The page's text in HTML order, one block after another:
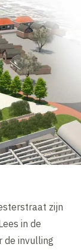
zijn
in de
de invulling